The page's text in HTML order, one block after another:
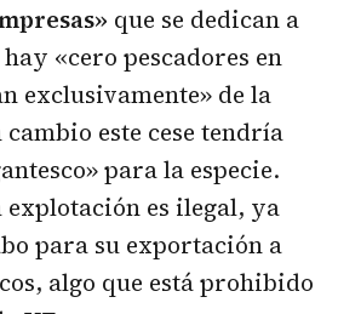
que se dedican a
«cero pescadores en
exclusivamente» de la
este cese tendría
para la especie.
explotación es ilegal, ya
para su exportación a
algo que está prohibido